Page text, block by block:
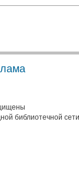
библиотечной